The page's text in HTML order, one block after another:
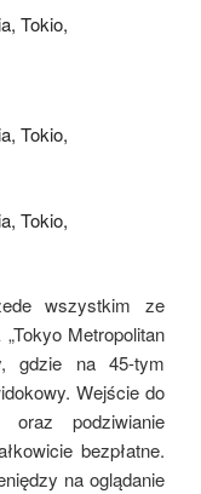
wszystkim ze
Metropolitan
gdzie na 45-tym
Wejście do
podziwianie
bezpłatne.
na oglądanie